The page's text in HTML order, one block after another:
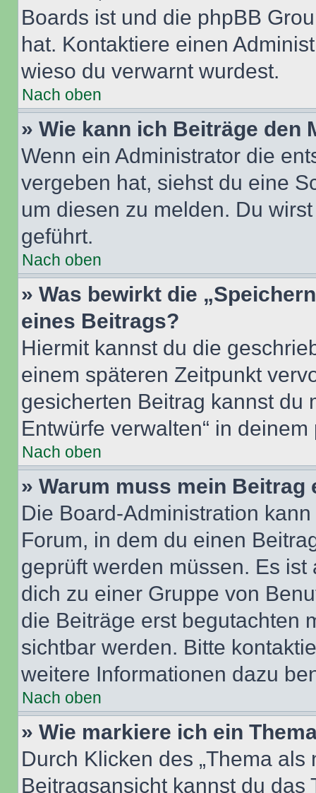
Boards ist und die phpBB
hat. Kontaktiere einen
wieso du verwarnt wurdest.
Nach oben
» Wie kann ich Beiträge den
Wenn ein Administrator die
vergeben hat, siehst du eine
um diesen zu melden. Du
geführt.
Nach oben
» Was bewirkt die
eines Beitrags?
Hiermit kannst du die
einem späteren Zeitpunkt
gesicherten Beitrag kannst du
Entwürfe verwalten“ in
Nach oben
» Warum muss mein
Die Board-Administration
Forum, in dem du einen
geprüft werden müssen. Es
dich zu einer Gruppe von
die Beiträge erst begutachten
sichtbar werden. Bitte
weitere Informationen dazu
Nach oben
» Wie markiere ich ein
Durch Klicken des „Thema
Beitragsansicht kannst du